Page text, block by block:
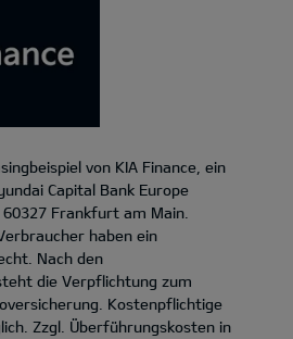
von KIA Finance, ein
Capital Bank Europe
Frankfurt am Main.
haben ein
Nach den
die Verpflichtung zum
Kostenpflichtige
Zzgl. Überführungskosten in